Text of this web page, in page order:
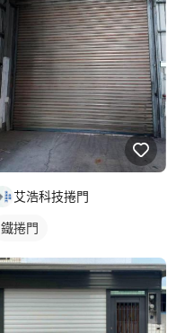
艾浩科技捲門
鐵捲門